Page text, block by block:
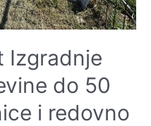
Izgradnje
do 50
i redovno